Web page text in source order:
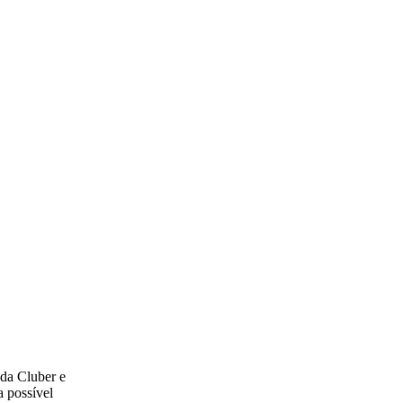
da Cluber e
possível